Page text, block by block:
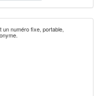
un numéro fixe, portable,